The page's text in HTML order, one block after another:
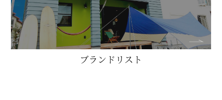
ブランドリスト